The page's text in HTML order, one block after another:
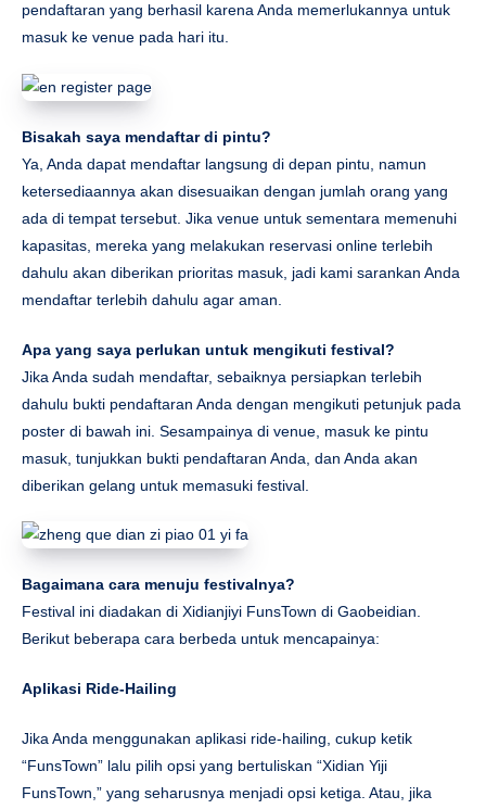
pendaftaran yang berhasil karena Anda memerlukannya untuk
masuk ke venue pada hari itu.
Bisakah saya mendaftar di pintu?
Ya, Anda dapat mendaftar langsung di depan pintu, namun
ketersediaannya akan disesuaikan dengan jumlah orang yang
ada di tempat tersebut. Jika venue untuk sementara memenuhi
kapasitas, mereka yang melakukan reservasi online terlebih
dahulu akan diberikan prioritas masuk, jadi kami sarankan Anda
mendaftar terlebih dahulu agar aman.
Apa yang saya perlukan untuk mengikuti festival?
Jika Anda sudah mendaftar, sebaiknya persiapkan terlebih
dahulu bukti pendaftaran Anda dengan mengikuti petunjuk pada
poster di bawah ini. Sesampainya di venue, masuk ke pintu
masuk, tunjukkan bukti pendaftaran Anda, dan Anda akan
diberikan gelang untuk memasuki festival.
Bagaimana cara menuju festivalnya?
Festival ini diadakan di Xidianjiyi FunsTown di Gaobeidian.
Berikut beberapa cara berbeda untuk mencapainya:
Aplikasi Ride-Hailing
Jika Anda menggunakan aplikasi ride-hailing, cukup ketik
“FunsTown” lalu pilih opsi yang bertuliskan “Xidian Yiji
FunsTown,” yang seharusnya menjadi opsi ketiga. Atau, jika